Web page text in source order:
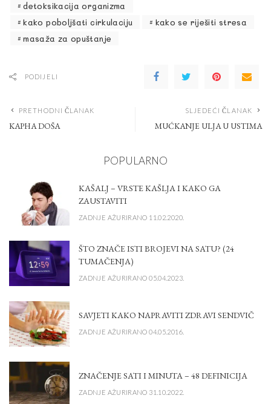
detoksikacija organizma
kako poboljšati cirkulaciju
kako se riješiti stresa
masaža za opuštanje
PODIJELI
PRETHODNI ČLANAK
KAPHA DOŠA
SLJEDEĆI ČLANAK
MUĆKANJE ULJA U USTIMA
POPULARNO
KAŠALJ – VRSTE KAŠLJA I KAKO GA
ZAUSTAVITI
ZADNJE AŽURIRANO 11.02.2020.
ŠTO ZNAČE ISTI BROJEVI NA SATU? (24
TUMAČENJA)
ZADNJE AŽURIRANO 05.04.2023.
SAVJETI KAKO NAPRAVITI ZDRAVI SENDVIČ
ZADNJE AŽURIRANO 04.05.2016.
ZNAČENJE SATI I MINUTA – 48 DEFINICIJA
ZADNJE AŽURIRANO 31.10.2022.